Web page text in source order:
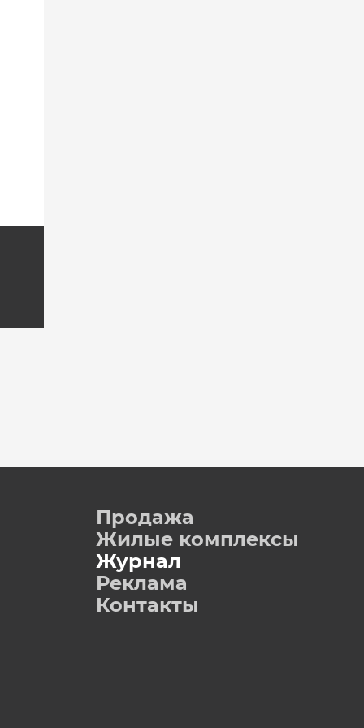
Продажа
Жилые комплексы
Журнал
Реклама
Контакты